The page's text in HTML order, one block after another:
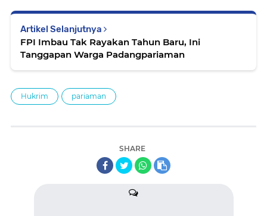
Artikel Selanjutnya
FPI Imbau Tak Rayakan Tahun Baru, Ini
Tanggapan Warga Padangpariaman
Hukrim pariaman
SHARE